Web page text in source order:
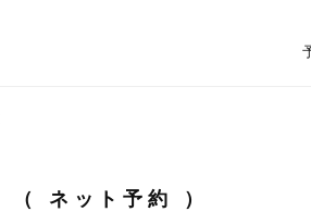
ネット予約